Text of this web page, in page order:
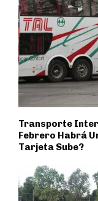
Transporte
Febrero Habrá
Tarjeta Sube?